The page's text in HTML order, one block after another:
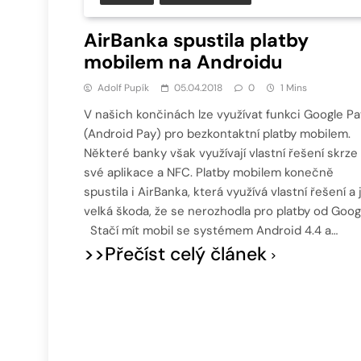
AirBanka spustila platby
mobilem na Androidu
Adolf Pupík 05.04.2018 0 1 Mins
V našich končinách lze využívat funkci Google
(Android Pay) pro bezkontaktní platby mobilem.
Některé banky však využívají vlastní řešení skrze
své aplikace a NFC. Platby mobilem konečně
spustila i AirBanka, která využívá vlastní řešení a
velká škoda, že se nerozhodla pro platby od
Stačí mít mobil se systémem Android 4.4 a…
>>Přečíst celý článek